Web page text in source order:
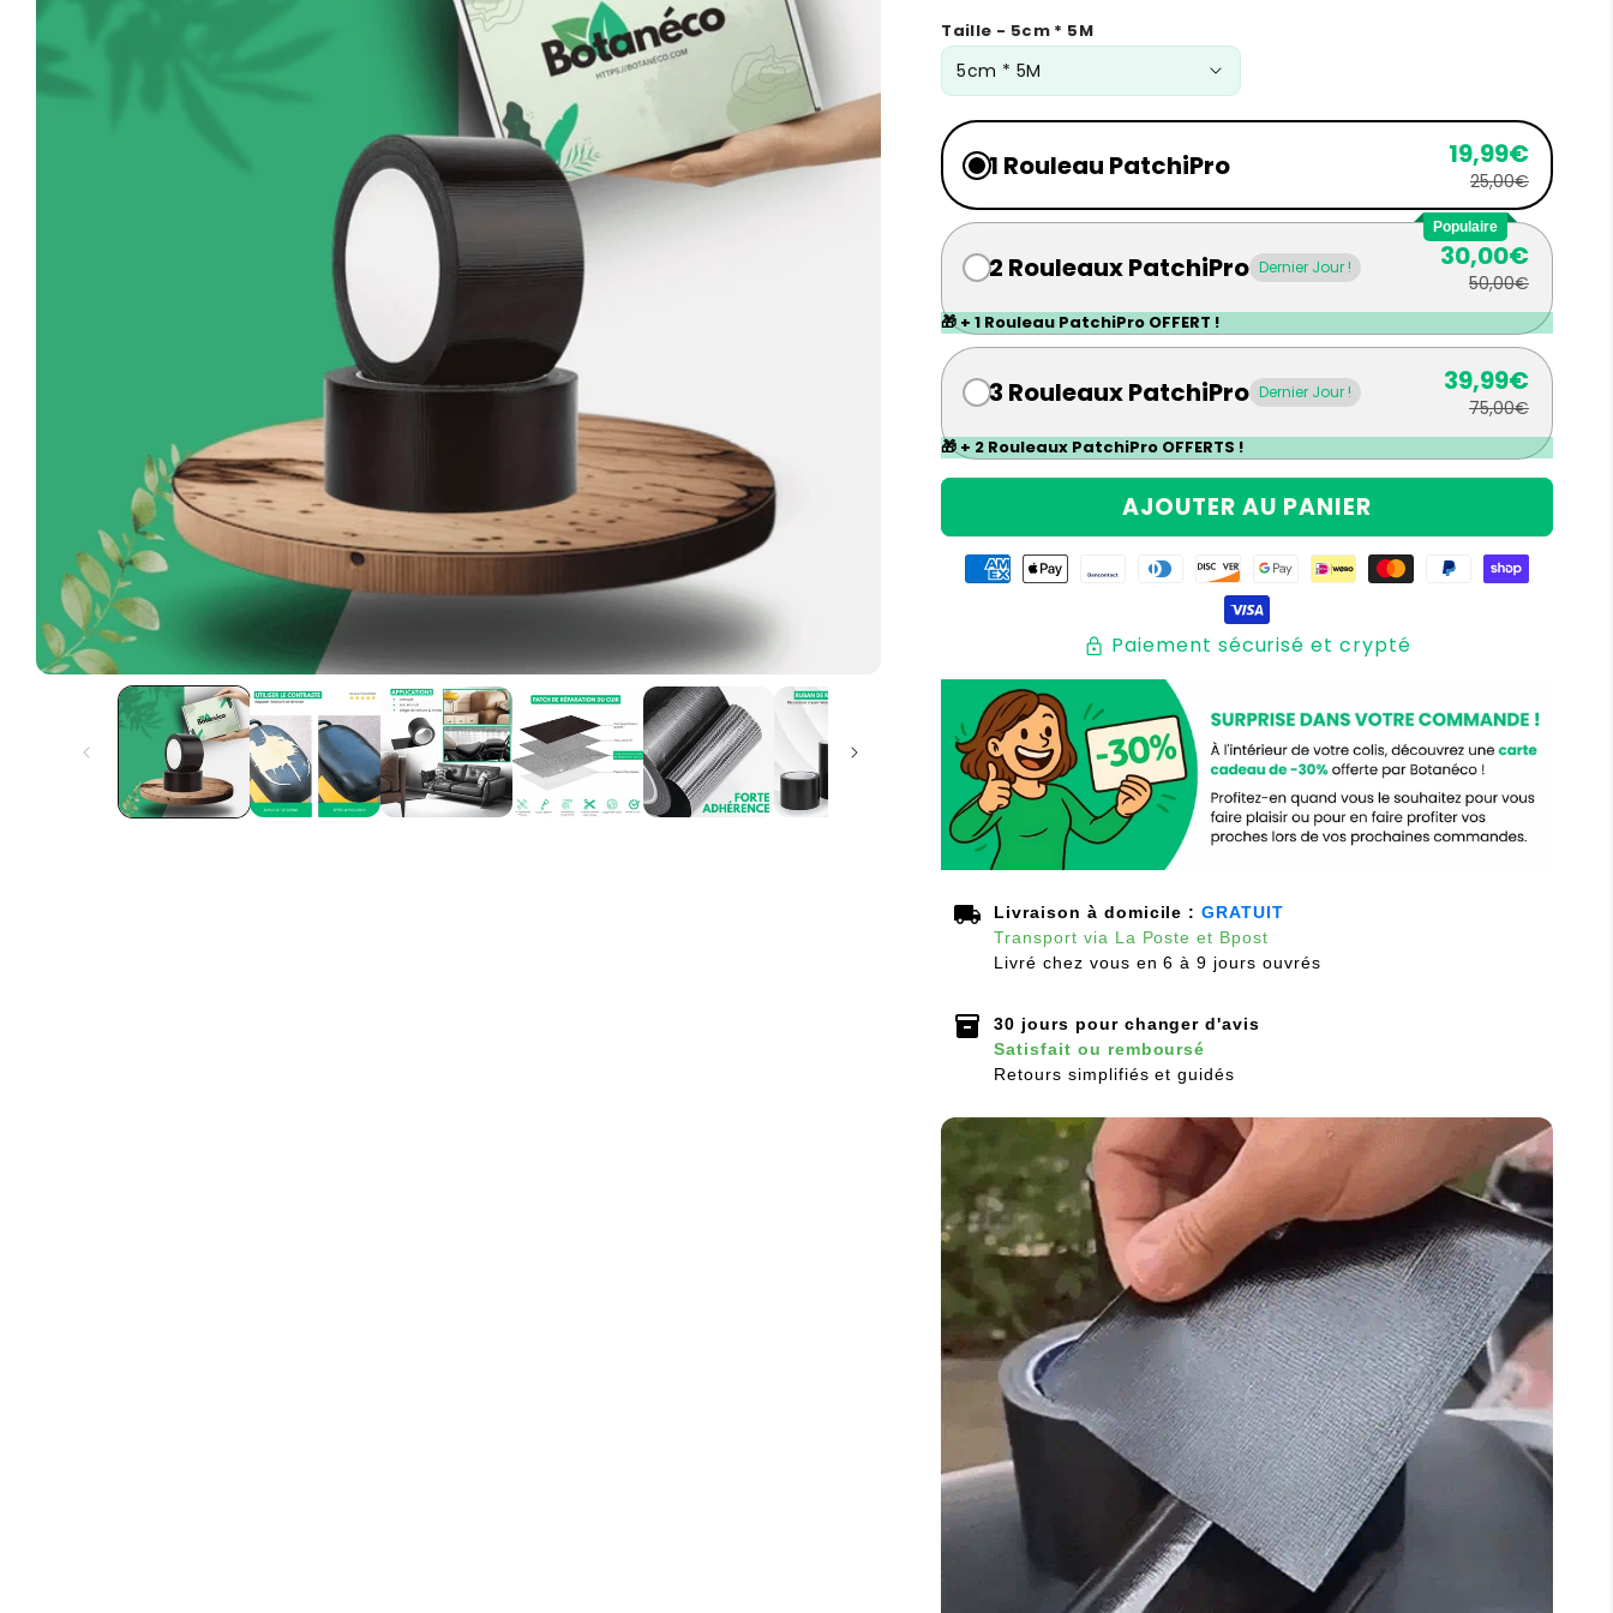
habituelsoldé
Taille - 5cm * 5M
1 Rouleau PatchiPro 19,99€
25,00€
Populaire
2 Rouleaux PatchiPro Dernier Jour ! 30,00€
50,00€
🎁 + 1 Rouleau PatchiPro OFFERT !
3 Rouleaux PatchiPro Dernier Jour ! 39,99€
75,00€
🎁 + 2 Rouleaux PatchiPro OFFERTS !
AJOUTER AU PANIER
lock Paiement sécurisé et crypté
local_shipping Livraison à domicile :GRATUIT
Transport via La Poste et Bpost
Livré chez vous en 6 à 9 jours ouvrés
inventory_2
30 jours pour changer d'avis
Satisfait ou remboursé
Retours simplifiés et guidés